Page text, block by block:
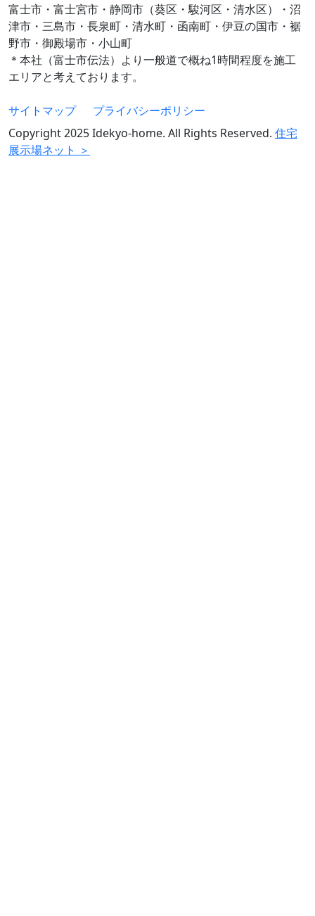
富士市・富士宮市・静岡市（葵区・駿河区・清水区）・沼
津市・三島市・長泉町・清水町・函南町・伊豆の国市・裾
野市・御殿場市・小山町
＊本社（富士市伝法）より一般道で概ね1時間程度を施工
エリアと考えております。
サイトマップ
プライバシーポリシー
Copyright 2025 Idekyo-home. All Rights Reserved. 住宅
展示場ネット ＞